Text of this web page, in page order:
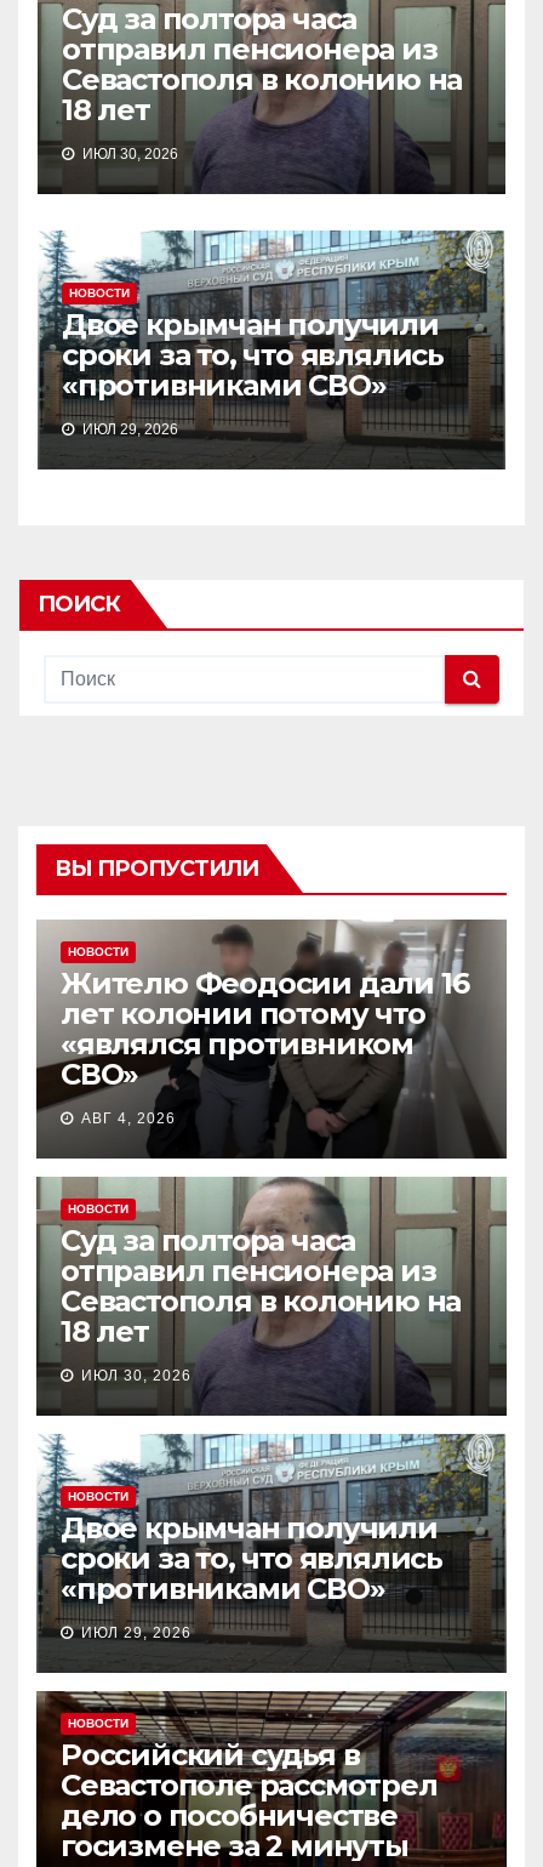
Суд за полтора часа
отправил пенсионера из
Севастополя в колонию на
18 лет
ИЮЛ 30, 2026
НОВОСТИ
Двое крымчан получили
сроки за то, что являлись
«противниками СВО»
ИЮЛ 29, 2026
ПОИСК
ВЫ ПРОПУСТИЛИ
НОВОСТИ
Жителю Феодосии дали 16
лет колонии потому что
«являлся противником
СВО»
АВГ 4, 2026
НОВОСТИ
Суд за полтора часа
отправил пенсионера из
Севастополя в колонию на
18 лет
ИЮЛ 30, 2026
НОВОСТИ
Двое крымчан получили
сроки за то, что являлись
«противниками СВО»
ИЮЛ 29, 2026
НОВОСТИ
Российский судья в
Севастополе рассмотрел
дело о пособничестве
госизмене за 2 минуты